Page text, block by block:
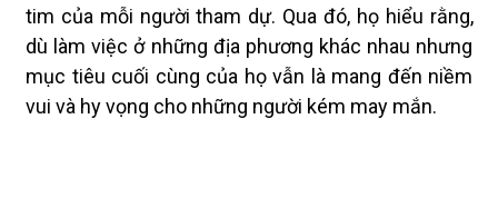
tim của mỗi người tham dự. Qua đó, họ hiểu rằng,
dù làm việc ở những địa phương khác nhau nhưng
mục tiêu cuối cùng của họ vẫn là mang đến niềm
vui và hy vọng cho những người kém may mắn.